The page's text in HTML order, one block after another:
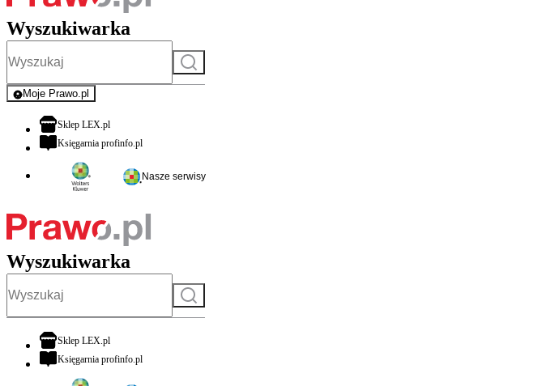
Wyszukiwarka
Szukaj
Moje Prawo.pl
- rejestracja i logowanie do serwisu
Sklep LEX.plotwiera się w nowej karcie
Księgarnia profinfo.plotwiera się w nowej karcie
Nasze serwisy
Wyszukiwarka
Szukaj
Sklep LEX.plotwiera się w nowej karcie
Księgarnia profinfo.plotwiera się w nowej karcie